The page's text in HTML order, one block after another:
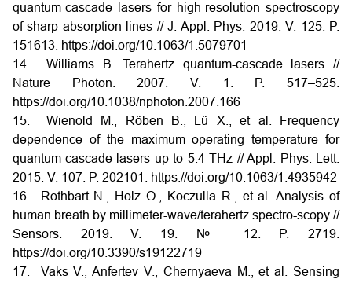
quantum-cascade lasers for high-resolution spectroscopy
of sharp absorption lines // J. Appl. Phys. 2019. V. 125. P.
151613. https://doi.org/10.1063/1.5079701
14. Williams B. Terahertz quantum-cascade lasers //
Nature Photon. 2007. V. 1. P. 517–525.
https://doi.org/10.1038/nphoton.2007.166
15. Wienold M., Röben B., Lü X., et al. Frequency
dependence of the maximum operating temperature for
quantum-cascade lasers up to 5.4 THz // Appl. Phys. Lett.
2015. V. 107. P. 202101. https://doi.org/10.1063/1.4935942
16. Rothbart N., Holz O., Koczulla R., et al. Analysis of
human breath by millimeter-wave/terahertz spectro-scopy //
Sensors. 2019. V. 19. № 12. P. 2719.
https://doi.org/10.3390/s19122719
17. Vaks V., Anfertev V., Chernyaeva M., et al. Sensing